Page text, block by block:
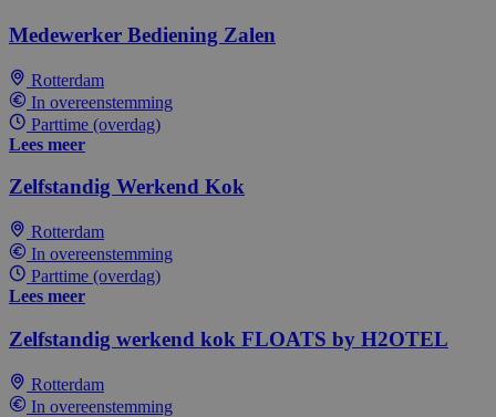
Medewerker Bediening Zalen
Rotterdam
In overeenstemming
Parttime (overdag)
Lees meer
Zelfstandig Werkend Kok
Rotterdam
In overeenstemming
Parttime (overdag)
Lees meer
Zelfstandig werkend kok FLOATS by H2OTEL
Rotterdam
In overeenstemming